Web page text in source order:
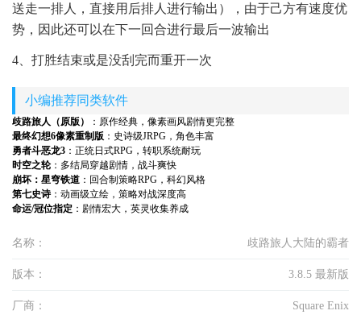
送走一排人，直接用后排人进行输出），由于己方有速度优
势，因此还可以在下一回合进行最后一波输出
4、打胜结束或是没刮完而重开一次
小编推荐同类软件
歧路旅人（原版）
：原作经典，像素画风剧情更完整
最终幻想6像素重制版 ：史诗级JRPG，角色丰富
勇者斗恶龙3 ：正统日式RPG，转职系统耐玩
时空之轮：多结局穿越剧情，战斗爽快
崩坏：星穹铁道 ：回合制策略RPG，科幻风格
第七史诗：动画级立绘，策略对战深度高
命运/冠位指定 ：剧情宏大，英灵收集养成
名称： 歧路旅人大陆的霸者
版本： 3.8.5 最新版
厂商： Square Enix